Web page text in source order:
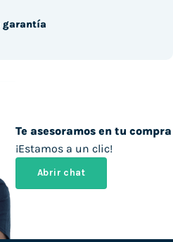
Te asesoramos en tu compra
¡Estamos a un clic!
Abrir chat
garantía